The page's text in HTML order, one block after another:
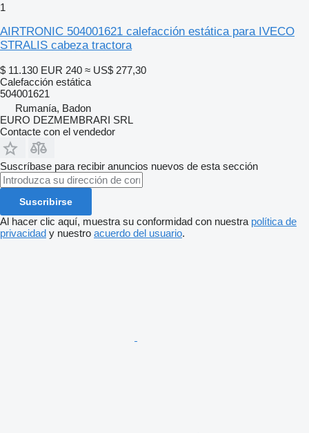
1
AIRTRONIC 504001621 calefacción estática para IVECO
STRALIS cabeza tractora
$ 11.130 EUR 240 ≈ US$ 277,30
Calefacción estática
504001621
Rumanía, Badon
EURO DEZMEMBRARI SRL
Contacte con el vendedor
Suscríbase para recibir anuncios nuevos de esta sección
Suscribirse
Al hacer clic aquí, muestra su conformidad con nuestra política de
privacidad y nuestro acuerdo del usuario.